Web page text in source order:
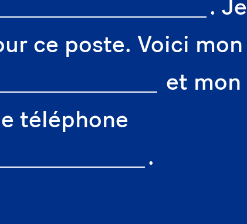
. Je
ce poste. Voici mon
et mon
téléphone
.